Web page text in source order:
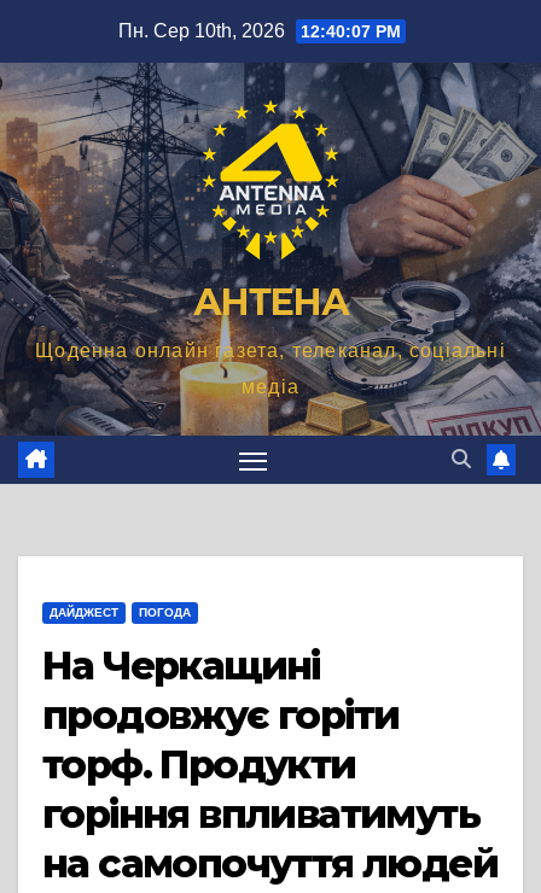
вмісту
Пн. Сер 10th, 2026 12:40:08 PM
АНТЕНА
Щоденна онлайн газета, телеканал, соціальні
медіа
ДАЙДЖЕСТ ПОГОДА
На Черкащині
продовжує горіти
торф. Продукти
горіння впливатимуть
на самопочуття людей